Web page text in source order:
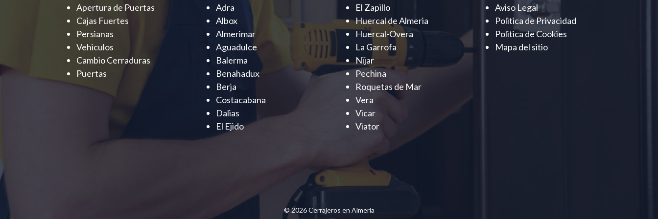
Apertura de Puertas
Cajas Fuertes
Persianas
Vehiculos
Cambio Cerraduras
Puertas
Adra
Albox
Almerimar
Aguadulce
Balerma
Benahadux
Berja
Costacabana
Dalias
El Ejido
El Zapillo
Huercal de Almeria
Huercal-Overa
La Garrofa
Nijar
Pechina
Roquetas de Mar
Vera
Vicar
Viator
Aviso Legal
Politica de Privacidad
Politica de Cookies
Mapa del sitio
© 2026 Cerrajeros en Almería